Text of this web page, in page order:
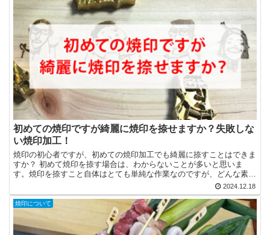
初めての焼印ですが綺麗に焼印を捺せますか？失敗しな
い焼印加工！
焼印の初心者ですが、初めての焼印加工でも綺麗に捺すことはできま
すか？ 初めて焼印を捺す場合は、わからないことが多いと思いま
す。焼印を捺すこと自体はとても単純な作業なのですが、どんな素材
に捺すのか？デザインはどんなものか？など、利用状況によっ...2024.12.18
焼印について